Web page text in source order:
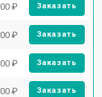
₽ Заказать
₽ Заказать
₽ Заказать
₽ Заказать